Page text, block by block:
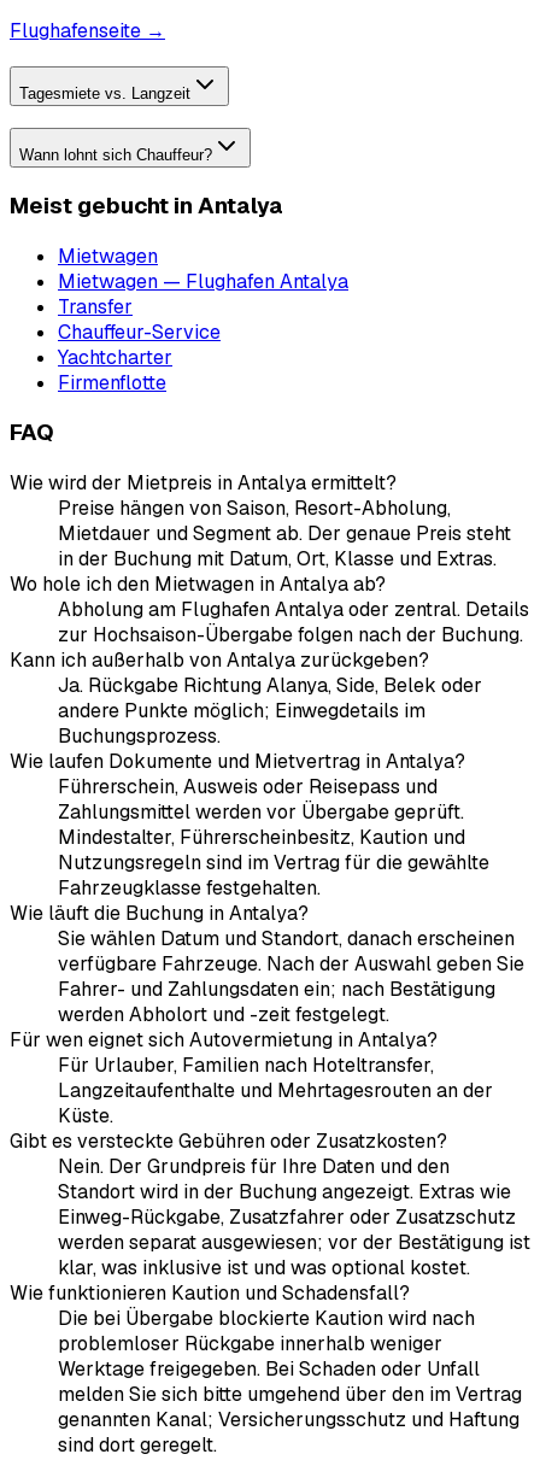
Flughafenseite →
Tagesmiete vs. Langzeit
Wann lohnt sich Chauffeur?
Meist gebucht in Antalya
Mietwagen
Mietwagen — Flughafen Antalya
Transfer
Chauffeur-Service
Yachtcharter
Firmenflotte
FAQ
Wie wird der Mietpreis in Antalya ermittelt?
Preise hängen von Saison, Resort-Abholung,
Mietdauer und Segment ab. Der genaue Preis steht
in der Buchung mit Datum, Ort, Klasse und Extras.
Wo hole ich den Mietwagen in Antalya ab?
Abholung am Flughafen Antalya oder zentral. Details
zur Hochsaison-Übergabe folgen nach der Buchung.
Kann ich außerhalb von Antalya zurückgeben?
Ja. Rückgabe Richtung Alanya, Side, Belek oder
andere Punkte möglich; Einwegdetails im
Buchungsprozess.
Wie laufen Dokumente und Mietvertrag in Antalya?
Führerschein, Ausweis oder Reisepass und
Zahlungsmittel werden vor Übergabe geprüft.
Mindestalter, Führerscheinbesitz, Kaution und
Nutzungsregeln sind im Vertrag für die gewählte
Fahrzeugklasse festgehalten.
Wie läuft die Buchung in Antalya?
Sie wählen Datum und Standort, danach erscheinen
verfügbare Fahrzeuge. Nach der Auswahl geben Sie
Fahrer- und Zahlungsdaten ein; nach Bestätigung
werden Abholort und -zeit festgelegt.
Für wen eignet sich Autovermietung in Antalya?
Für Urlauber, Familien nach Hoteltransfer,
Langzeitaufenthalte und Mehrtagesrouten an der
Küste.
Gibt es versteckte Gebühren oder Zusatzkosten?
Nein. Der Grundpreis für Ihre Daten und den
Standort wird in der Buchung angezeigt. Extras wie
Einweg-Rückgabe, Zusatzfahrer oder Zusatzschutz
werden separat ausgewiesen; vor der Bestätigung ist
klar, was inklusive ist und was optional kostet.
Wie funktionieren Kaution und Schadensfall?
Die bei Übergabe blockierte Kaution wird nach
problemloser Rückgabe innerhalb weniger
Werktage freigegeben. Bei Schaden oder Unfall
melden Sie sich bitte umgehend über den im Vertrag
genannten Kanal; Versicherungsschutz und Haftung
sind dort geregelt.